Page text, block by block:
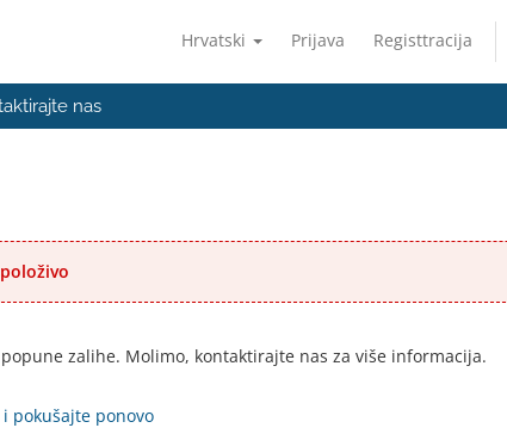
Hrvatski Prijava Registtracija
nas
zalihe. Molimo, kontaktirajte nas za više informacija.
pokušajte ponovo